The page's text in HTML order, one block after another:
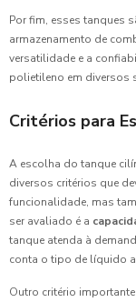
Por fim, esses tanques
armazenamento de
versatilidade e a
polietileno em diversos
Critérios para
A escolha do tanque
diversos critérios que
funcionalidade, mas
ser avaliado é a
tanque atenda à
conta o tipo de líquido
Outro critério importante